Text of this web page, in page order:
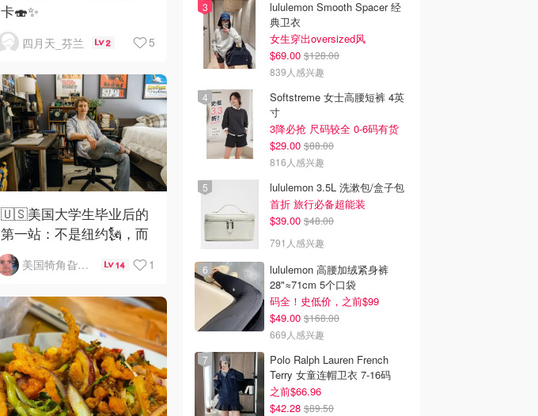
卡🍣✨
四月天_芬兰 2 5
🇺🇸美国大学生毕业后的
第一站：不是纽约🗽，而
是爸妈家⁉️😂🏠
美国犄角旮旯新鲜事 14 1
lululemon Smooth Spacer 经
典卫衣
女生穿出oversized风
$69.00 $128.00
839人感兴趣
Softstreme 女士高腰短裤 4英
寸
3降必抢 尺码较全 0-6码有货
$29.00 $88.00
816人感兴趣
lululemon 3.5L 洗漱包/盒子包
首折 旅行必备超能装
$39.00 $48.00
791人感兴趣
lululemon 高腰加绒紧身裤
28"≈71cm 5个口袋
码全！史低价，之前$99
$49.00 $168.00
669人感兴趣
Polo Ralph Lauren French
Terry 女童连帽卫衣 7-16码
之前$66.96
$42.28 $89.50